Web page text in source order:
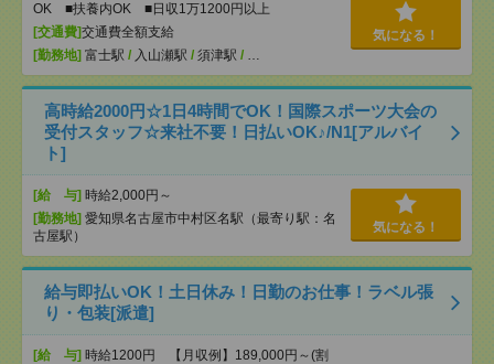
OK ■扶養内OK ■日収1万1200円以上
[交通費]交通費全額支給
[勤務地] 富士駅 / 入山瀬駅 / 須津駅 / …
気になる！
高時給2000円☆1日4時間でOK！国際スポーツ大会の
受付スタッフ☆来社不要！日払いOK♪/N1[アルバイ
ト]
[給 与] 時給2,000円～
[勤務地] 愛知県名古屋市中村区名駅（最寄り駅：名
古屋駅）
気になる！
給与即払いOK！土日休み！日勤のお仕事！ラベル張
り・包装[派遣]
[給 与] 時給1200円 【月収例】189,000円～(割